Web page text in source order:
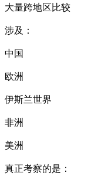
大量跨地区比较
涉及：
中国
欧洲
伊斯兰世界
非洲
美洲
真正考察的是：